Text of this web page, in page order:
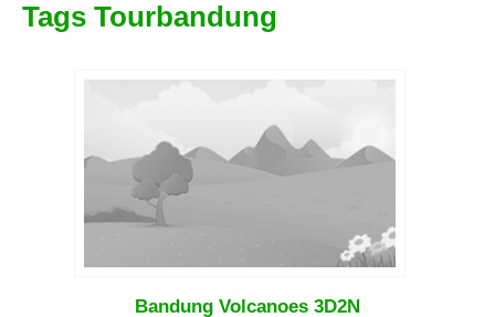
Tags Tourbandung
Bandung Volcanoes 3D2N